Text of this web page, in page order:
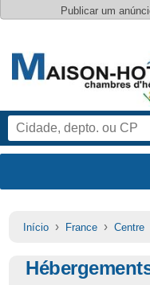
Publicar um
Início › France › Centre